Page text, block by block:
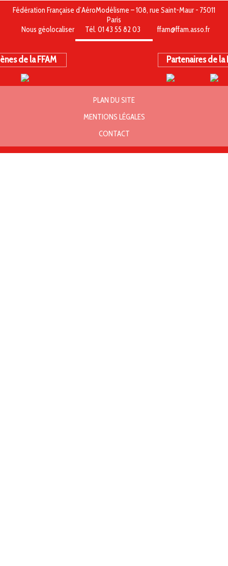
Fédération Française d’AéroModélisme – 108, rue Saint-Maur - 75011
Paris
Nous géolocaliser
Tél. 01 43 55 82 03 ffam@ffam.asso.fr
de la FFAM Partenaires de la
PLAN DU SITE
MENTIONS LÉGALES
CONTACT